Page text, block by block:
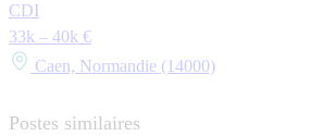
CDI
33k – 40k €
Caen, Normandie (14000)
Postes similaires